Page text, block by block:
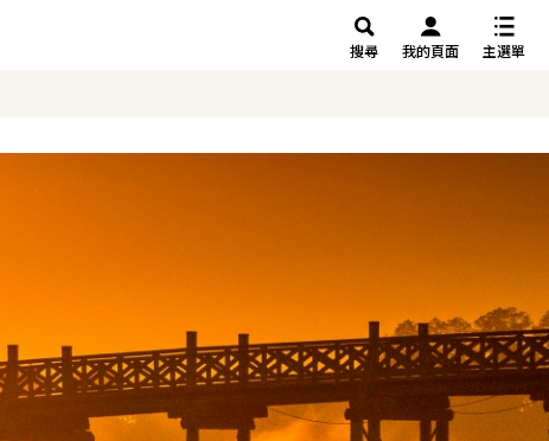
搜尋 我的頁面 主選單